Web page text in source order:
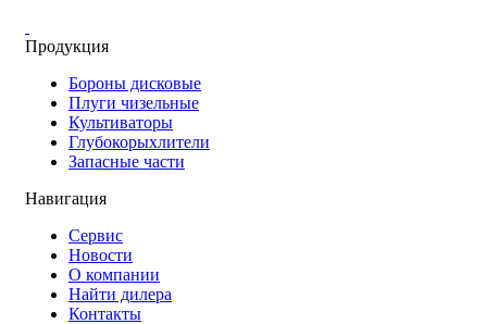
Продукция
Бороны дисковые
Плуги чизельные
Культиваторы
Глубокорыхлители
Запасные части
Навигация
Сервис
Новости
О компании
Найти дилера
Контакты